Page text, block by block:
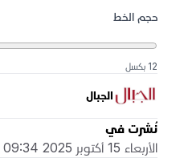
حجم الخط
12 بكسل
الجبال
نُشرت في
الأربعاء 15 أكتوبر 2025 09:34 م